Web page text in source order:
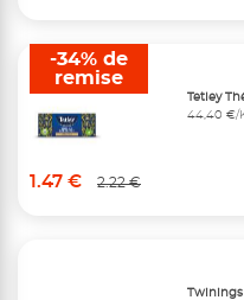
Tetley
44,40 €/
1.47 € 2.22 €
-34% de
remise
Twinings